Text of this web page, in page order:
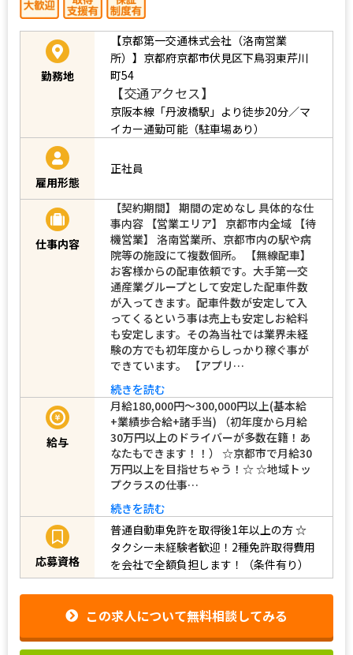
勤務地
【京都第一交通株式会社（洛南営業
所）】京都府京都市伏見区下鳥羽東芹川
町54
【交通アクセス】
京阪本線「丹波橋駅」より徒歩20分／マ
イカー通勤可能（駐車場あり）
雇用形態
正社員
仕事内容
【契約期間】 期間の定めなし 具体的な仕
事内容 【営業エリア】 京都市内全域 【待
機営業】 洛南営業所、京都市内の駅や病
院等の施設にて複数個所。 【無線配車】
お客様からの配車依頼です。大手第一交
通産業グループとして安定した配車件数
が入ってきます。配車件数が安定して入
ってくるという事は売上も安定しお給料
も安定します。その為当社では業界未経
験の方でも初年度からしっかり稼ぐ事が
できています。 【アプリ…
続きを読む
給与
月給180,000円～300,000円以上(基本給
+業績歩合給+諸手当) （初年度から月給
30万円以上のドライバーが多数在籍！あ
なたもできます！！） ☆京都市で月給30
万円以上を目指せちゃう！☆ ☆地域トッ
プクラスの仕事…
続きを読む
応募資格
普通自動車免許を取得後1年以上の方☆
タクシー未経験者歓迎！2種免許取得費用
を会社で全額負担します！（条件有り）
この求人について無料相談してみる